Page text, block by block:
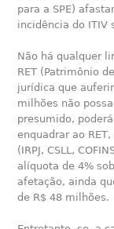
para a SPE)
incidência do ITIV
Não há qualquer
RET (Patrimônio
jurídica que
milhões não
presumido,
enquadrar ao
(IRPJ, CSLL,
alíquota de 4%
afetação, ainda
de R$ 48 milhões.